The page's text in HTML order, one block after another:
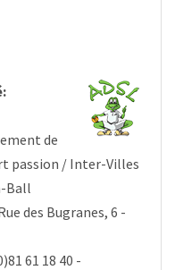
de
passion / Inter-Villes
Ball
des Bugranes, 6 -
61 18 40 -